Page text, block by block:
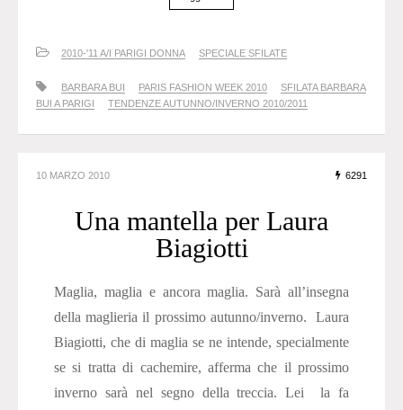
2010-'11 A/I PARIGI DONNA SPECIALE SFILATE
BARBARA BUI PARIS FASHION WEEK 2010
SFILATA BARBARA
BUI A PARIGI
TENDENZE AUTUNNO/INVERNO 2010/2011
10 MARZO 2010 6291
Una mantella per Laura
Biagiotti
Maglia, maglia e ancora maglia. Sarà all’insegna
della maglieria il prossimo autunno/inverno. Laura
Biagiotti, che di maglia se ne intende, specialmente
se si tratta di cachemire, afferma che il prossimo
inverno sarà nel segno della treccia. Lei la fa